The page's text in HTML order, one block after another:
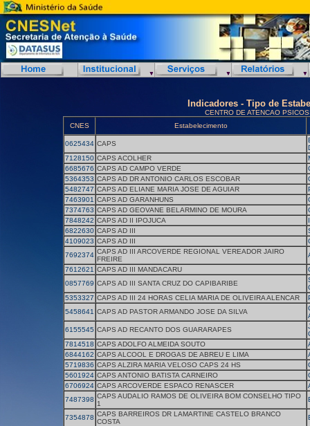
Indicadores - Tipo de
CENTRO DE ATENCAO
CNES
Estabelecimento
0625434 CAPS
7128150 CAPS ACOLHER
6685676 CAPS AD CAMPO VERDE
5364353 CAPS AD DR ANTONIO CARLOS ESCOBAR
5482747 CAPS AD ELIANE MARIA JOSE DE AGUIAR
7463901 CAPS AD GARANHUNS
7374763 CAPS AD GEOVANE BELARMINO DE MOURA
7848242 CAPS AD II IPOJUCA
6822630 CAPS AD III
4109023 CAPS AD III
7692374 CAPS AD III ARCOVERDE REGIONAL VEREADOR JAIRO
FREIRE
7612621 CAPS AD III MANDACARU
0857769 CAPS AD III SANTA CRUZ DO CAPIBARIBE
5353327 CAPS AD III 24 HORAS CELIA MARIA DE OLIVEIRA ALENCAR
5458641 CAPS AD PASTOR ARMANDO JOSE DA SILVA
6155545 CAPS AD RECANTO DOS GUARARAPES
7814518 CAPS ADOLFO ALMEIDA SOUTO
6844162 CAPS ALCOOL E DROGAS DE ABREU E LIMA
5719836 CAPS ALZIRA MARIA VELOSO CAPS 24 HS
5601924 CAPS ANTONIO BATISTA CARNEIRO
6706924 CAPS ARCOVERDE ESPACO RENASCER
7487398 CAPS AUDALIO RAMOS DE OLIVEIRA BOM CONSELHO TIPO
1
7354878 CAPS BARREIROS DR LAMARTINE CASTELO BRANCO
COSTA